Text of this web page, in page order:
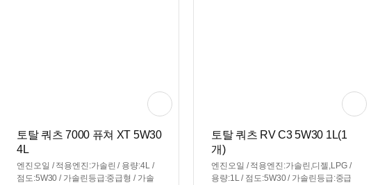
토탈 쿼츠 7000 퓨쳐 XT 5W30
4L
엔진오일 / 적용엔진:가솔린 / 용량:4L /
점도:5W30 / 가솔린등급:중급형 / 가솔
토탈 쿼츠 RV C3 5W30 1L(1
개)
엔진오일 / 적용엔진:가솔린,디젤,LPG /
용량:1L / 점도:5W30 / 가솔린등급:중급